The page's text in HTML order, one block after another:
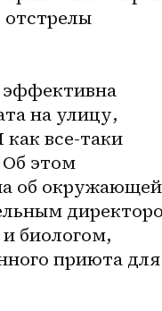
эффективна
на улицу,
как все-таки
этом
об окружающей
биологом,
приюта для